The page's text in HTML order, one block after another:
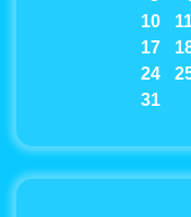
10
17
24
31